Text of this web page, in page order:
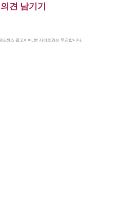
의견 남기기
센스 광고이며, 본 사이트와는 무관합니다.